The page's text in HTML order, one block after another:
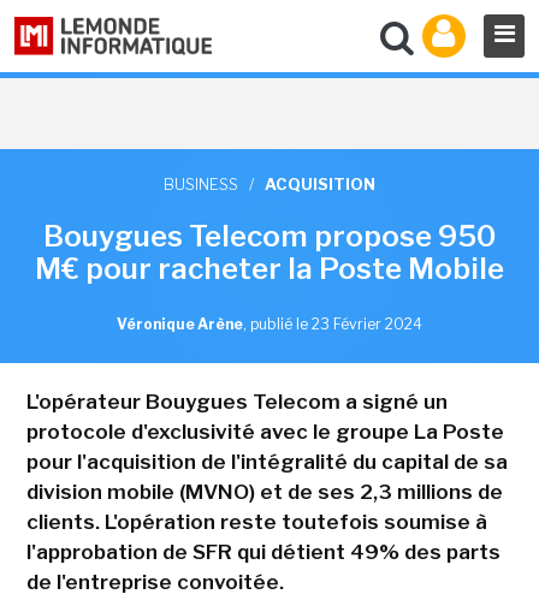
BUSINESS / ACQUISITION
Bouygues Telecom propose 950
M€ pour racheter la Poste Mobile
Véronique Arène, publié le 23 Février 2024
L'opérateur Bouygues Telecom a signé un
protocole d'exclusivité avec le groupe La Poste
pour l'acquisition de l'intégralité du capital de sa
division mobile (MVNO) et de ses 2,3 millions de
clients. L'opération reste toutefois soumise à
l'approbation de SFR qui détient 49% des parts
de l'entreprise convoitée.